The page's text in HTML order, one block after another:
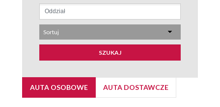
Sortuj
SZUKAJ
AUTA OSOBOWE AUTA DOSTAWCZE